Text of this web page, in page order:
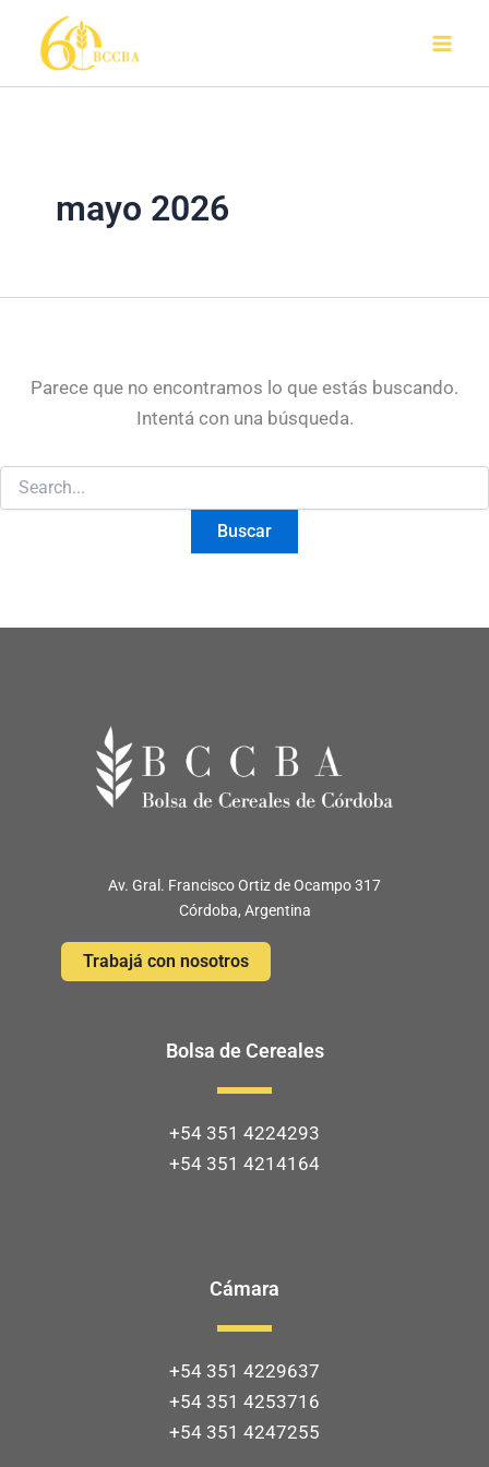
contenido
mayo 2026
Parece que no encontramos lo que estás buscando.
Intentá con una búsqueda.
Av. Gral. Francisco Ortiz de Ocampo 317
Córdoba, Argentina
Trabajá con nosotros
Bolsa de Cereales
+54 351 4224293
+54 351 4214164
Cámara
+54 351 4229637
+54 351 4253716
+54 351 4247255